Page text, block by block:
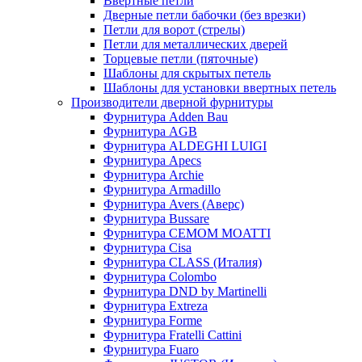
Дверные петли бабочки (без врезки)
Петли для ворот (стрелы)
Петли для металлических дверей
Торцевые петли (пяточные)
Шаблоны для скрытых петель
Шаблоны для установки ввертных петель
Производители дверной фурнитуры
Фурнитура Adden Bau
Фурнитура AGB
Фурнитура ALDEGHI LUIGI
Фурнитура Apecs
Фурнитура Archie
Фурнитура Armadillo
Фурнитура Avers (Аверс)
Фурнитура Bussare
Фурнитура CEMOM MOATTI
Фурнитура Cisa
Фурнитура CLASS (Италия)
Фурнитура Colombo
Фурнитура DND by Martinelli
Фурнитура Extreza
Фурнитура Forme
Фурнитура Fratelli Cattini
Фурнитура Fuaro